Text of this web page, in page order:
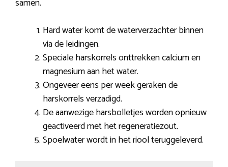
Hard water komt de waterverzachter binnen
via de leidingen.
Speciale harskorrels onttrekken calcium en
magnesium aan het water.
Ongeveer eens per week geraken de
harskorrels verzadigd.
De aanwezige harsbolletjes worden opnieuw
geactiveerd met het regeneratiezout.
Spoelwater wordt in het riool teruggeleverd.